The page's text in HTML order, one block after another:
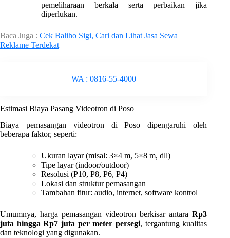
pemeliharaan berkala serta perbaikan jika
diperlukan.
Baca Juga : Cek Baliho Sigi, Cari dan Lihat Jasa Sewa
Reklame Terdekat
WA : 0816-55-4000
Estimasi Biaya Pasang Videotron di Poso
Biaya pemasangan videotron di Poso dipengaruhi oleh
beberapa faktor, seperti:
Ukuran layar (misal: 3×4 m, 5×8 m, dll)
Tipe layar (indoor/outdoor)
Resolusi (P10, P8, P6, P4)
Lokasi dan struktur pemasangan
Tambahan fitur: audio, internet, software kontrol
Umumnya, harga pemasangan videotron berkisar antaraRp3
juta hingga Rp7 juta per meter persegi, tergantung kualitas
dan teknologi yang digunakan.